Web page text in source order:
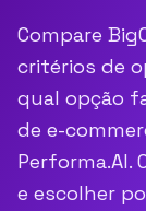
Compare
critérios de
qual opção
de e-
Performa.AI.
e escolher